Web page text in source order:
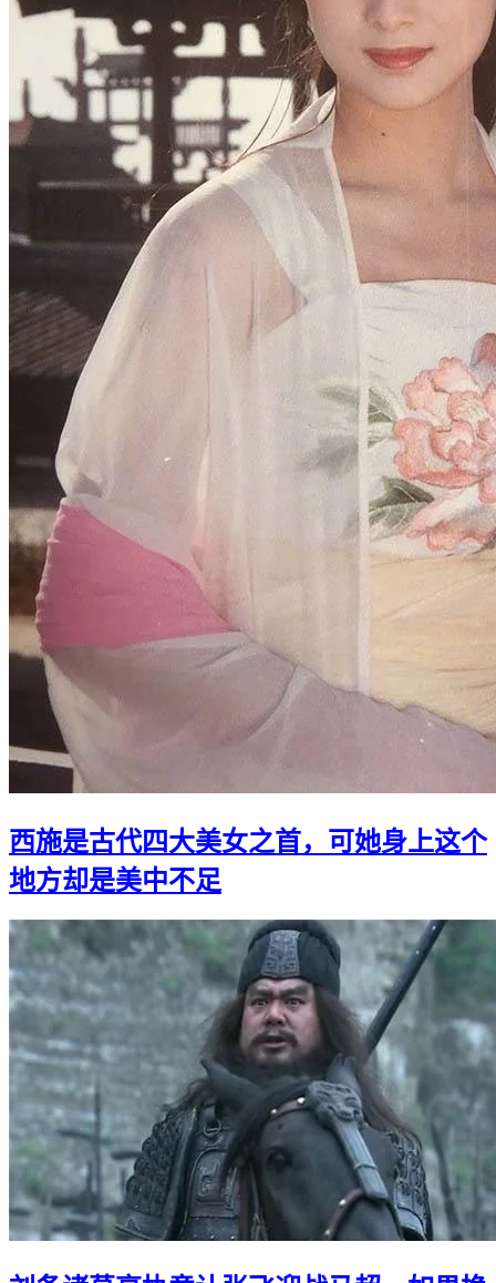
西施是古代四大美女之首，可她身上这个
地方却是美中不足